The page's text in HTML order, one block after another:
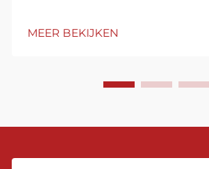
doorstroommeters aanzienlijk
MEER BEKIJKEN